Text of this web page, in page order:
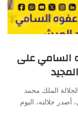
السامي على
الملك محمد
جلالته، اليوم